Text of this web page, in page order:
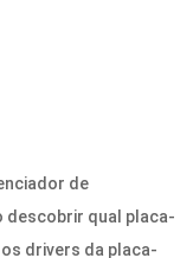
de
descobrir qual placa-
drivers da placa-